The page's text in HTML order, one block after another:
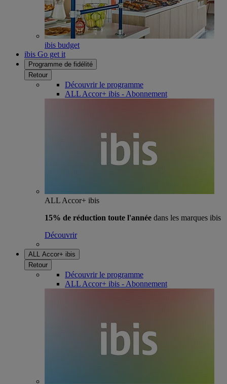
ibis budget
ibis Go get it
Programme de fidélité
Retour
Découvrir le programme
ALL Accor+ ibis - Abonnement
ALL Accor+ ibis
15% de réduction toute l'année dans les marques ibis
Découvrir
ALL Accor+ ibis
Retour
Découvrir le programme
ALL Accor+ ibis - Abonnement